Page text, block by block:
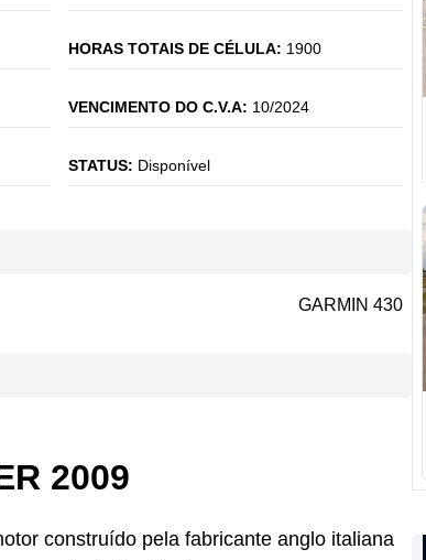
HORAS TOTAIS DE CÉLULA: 1900
VENCIMENTO DO C.V.A: 10/2024
STATUS: Disponível
GARMIN 430
2009
construído pela fabricante anglo italiana